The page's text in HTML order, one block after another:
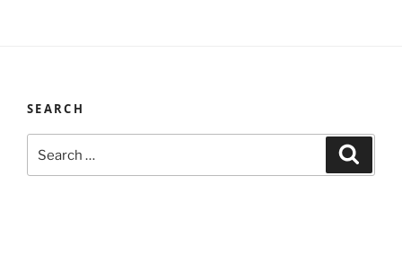
SEARCH
for: